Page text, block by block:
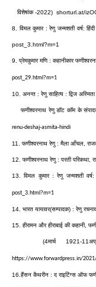
विशेषांक-2022) shorturl.at/
8. विमल कुमार:रेणु जन्मशती वर्ष:हिंदी
post_3.html?m=1
9. प्रेमकुमार मणि: कहानीकार
post_29.html?m=1
10. अनन्त : रेणु साहित्य : द्विज अस्मिता
फणीश्वरनाथ रेणु डॉट कॉम के
renu-deshaj-asmita-hindi
11. फणीश्वरनाथ रेणु: मैला आँचल
12. फणीश्वरनाथ रेणु: परती परिकथा,
13.विमल कुमार:रेणु जन्मशती वर्ष
post_3.html?m=1
14. भारत यायावर(सम्पादक) : रेणु
15. हीरामन और हीराबाई की कहानी,
(4मार्च 1921-11
https://www.forwardpress.in/
16. हैंसन कैथरीन : द राइटिंग्स ऑफ